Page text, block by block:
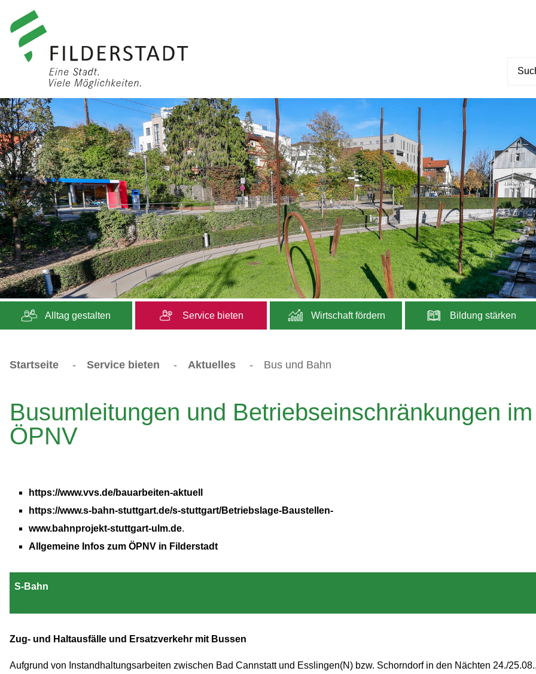
Alltag gestalten Service bieten Wirtschaft fördern Bildung stärken
Startseite - Service bieten - Aktuelles - Bus und Bahn
Busumleitungen und Betriebseinschränkungen im
ÖPNV
https://www.vvs.de/bauarbeiten-aktuell
https://www.s-bahn-stuttgart.de/s-stuttgart/Betriebslage-Baustellen-
www.bahnprojekt-stuttgart-ulm.de.
Allgemeine Infos zum ÖPNV in Filderstadt
S-Bahn
Zug- und Haltausfälle und Ersatzverkehr mit Bussen
Aufgrund von Instandhaltungsarbeiten zwischen Bad Cannstatt und Esslingen(N) bzw. Schorndorf in den Nächten 24./